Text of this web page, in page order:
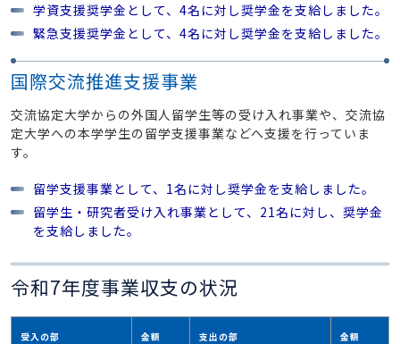
学資支援奨学金として、4名に対し奨学金を支給しました。
緊急支援奨学金として、4名に対し奨学金を支給しました。
国際交流推進支援事業
交流協定大学からの外国人留学生等の受け入れ事業や、交流協
定大学への本学学生の留学支援事業などへ支援を行っていま
す。
留学支援事業として、1名に対し奨学金を支給しました。
留学生・研究者受け入れ事業として、21名に対し、奨学金
を支給しました。
令和7年度事業収支の状況
受入の部 金額 支出の部 金額